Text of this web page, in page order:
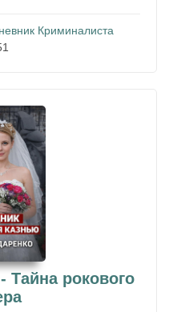
Криминалиста
Тайна рокового